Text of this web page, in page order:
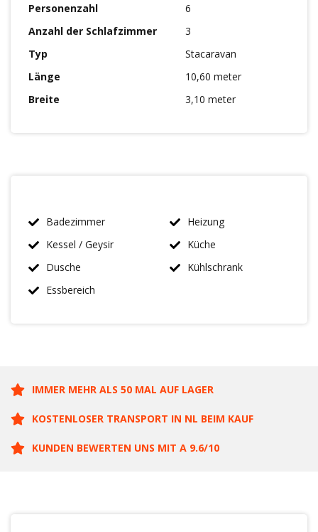
Personenzahl
6
Anzahl der Schlafzimmer
3
Typ
Stacaravan
Länge
10,60 meter
Breite
3,10 meter
Badezimmer
Kessel / Geysir
Dusche
Essbereich
Heizung
Küche
Kühlschrank
IMMER MEHR ALS 50 MAL AUF LAGER
KOSTENLOSER TRANSPORT IN NL BEIM KAUF
KUNDEN BEWERTEN UNS MIT A 9.6/10